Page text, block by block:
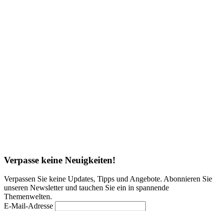
Verpasse keine Neuigkeiten!
Verpassen Sie keine Updates, Tipps und Angebote. Abonnieren Sie
unseren Newsletter und tauchen Sie ein in spannende
Themenwelten.
E-Mail-Adresse